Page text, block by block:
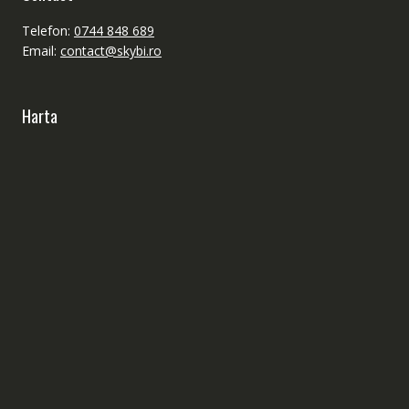
Telefon: 0744 848 689
Email: contact@skybi.ro
Harta